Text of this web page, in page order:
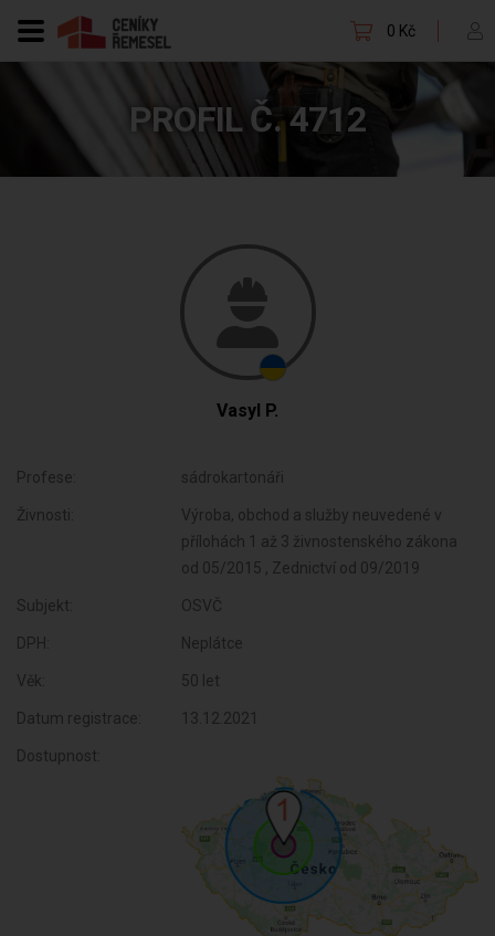
0 Kč
PROFIL Č. 4712
Vasyl P.
Profese: sádrokartonáři
Živnosti:
Výroba, obchod a služby neuvedené v
přílohách 1 až 3 živnostenského zákona
od 05/2015 , Zednictví od 09/2019
Subjekt: OSVČ
DPH: Neplátce
Věk: 50 let
Datum registrace: 13.12.2021
Dostupnost: